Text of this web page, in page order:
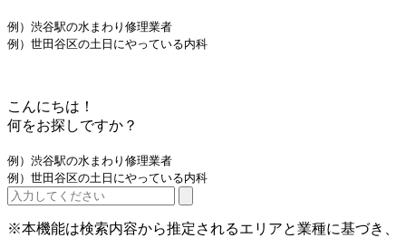
例）渋谷駅の水まわり修理業者
例）世田谷区の土日にやっている内科
こんにちは！
何をお探しですか？
例）渋谷駅の水まわり修理業者
例）世田谷区の土日にやっている内科
※本機能は検索内容から推定されるエリアと業種に基づき、